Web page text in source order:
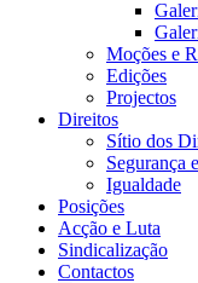
Moções e
Edições
Projectos
Direitos
Sítio dos
Segurança
Igualdade
Posições
Acção e Luta
Sindicalização
Contactos